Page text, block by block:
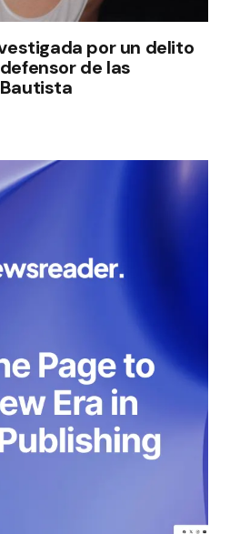
por un delito
de las